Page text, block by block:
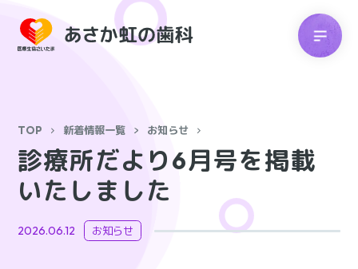
TOP 新着情報一覧 お知らせ
診療所だより6月号を掲載
いたしました
2026.06.12 お知らせ